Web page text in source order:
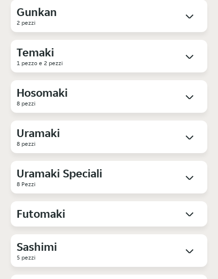
Gunkan
2 pezzi
Temaki
1 pezzo e 2 pezzi
Hosomaki
8 pezzi
Uramaki
8 pezzi
Uramaki Speciali
8 Pezzi
Futomaki
Sashimi
5 pezzi